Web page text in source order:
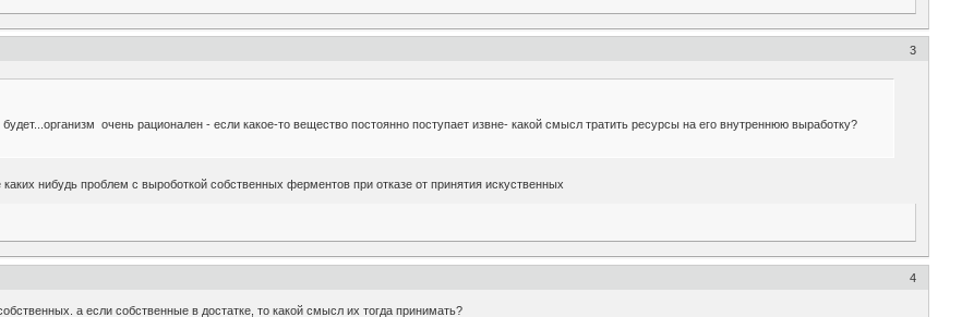
3
очень рационален - если какое-то вещество постоянно поступает извне- какой смысл тратить ресурсы на его внутреннюю выработку?
нибудь проблем с выроботкой собственных ферментов при отказе от принятия искуственных
4
а если собственные в достатке, то какой смысл их тогда принимать?